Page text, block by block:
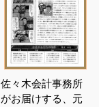
佐々木会計事務所
がお届けする、元